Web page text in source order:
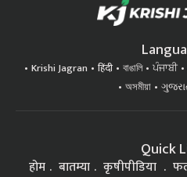
Krishi Jagran हिंदी বাঙালি ਪੰਜਾਬੀ
অসমীয়া
Quick
होम बातम्या कृषीपीडिया